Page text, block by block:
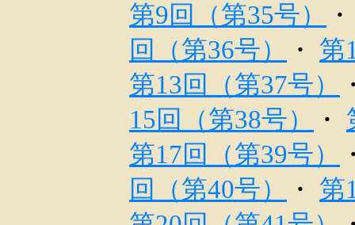
第9回（第35号）
回（第36号）
・ 第
第13回（第37号）
15回（第38号）
・
第17回（第39号）
回（第40号）
・ 第